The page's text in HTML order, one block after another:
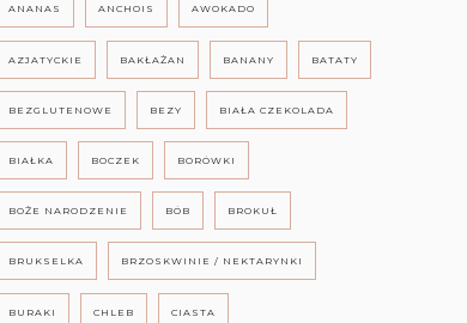
ANANAS ANCHOIS AWOKADO
AZJATYCKIE BAKŁAŻAN BANANY BATATY
BEZGLUTENOWE BEZY BIAŁA CZEKOLADA
BIAŁKA BOCZEK BORÓWKI
BOŻE NARODZENIE BÓB BROKUŁ
BRUKSELKA BRZOSKWINIE / NEKTARYNKI
BURAKI CHLEB CIASTA